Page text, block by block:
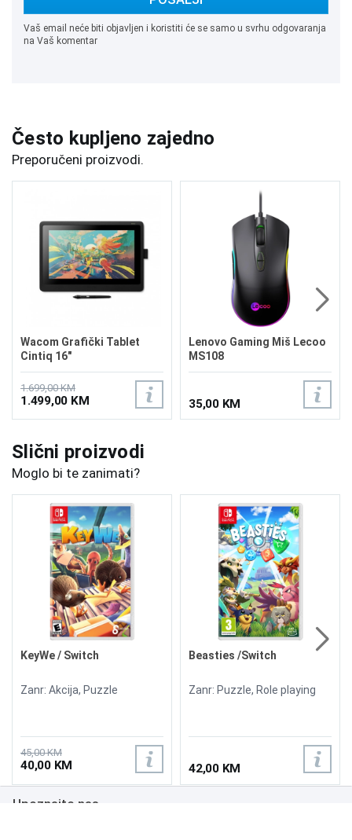
Vaš email neće biti objavljen i koristiti će se samo u svrhu odgovaranja
na Vaš komentar
Često kupljeno zajedno
Preporučeni proizvodi.
Wacom Grafički Tablet
Cintiq 16"
1.699,00 KM
1.499,00 KM
Lenovo Gaming Miš Lecoo
MS108
35,00 KM
Slični proizvodi
Moglo bi te zanimati?
KeyWe / Switch
Zanr: Akcija, Puzzle
45,00 KM
40,00 KM
Beasties /Switch
Zanr: Puzzle, Role playing
42,00 KM
Upoznajte nas